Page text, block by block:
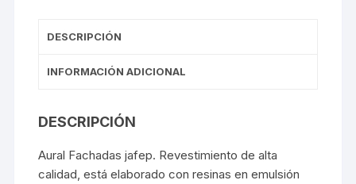
DESCRIPCIÓN
INFORMACIÓN ADICIONAL
DESCRIPCIÓN
Aural Fachadasjafep. Revestimiento de alta
calidad, está elaborado con resinas en emulsión